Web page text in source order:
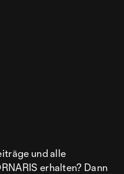
und alle
erhalten? Dann